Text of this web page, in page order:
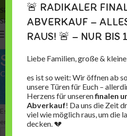
Skip to navigation
Skip to main content
MENU
Stiefel
Categories
Stiefel
Es wurden keine Produkte gefunden, die
entsprechen.
🚨 RADIKALER
ABVERKAUF –
RAUS! 🚨 – NUR BIS
Liebe Familien, große &
es ist so weit: Wir öffnen ab
unsere Türen für Euch –
Herzens für unserenfinalen
Abverkauf! Da uns die Zeit
viel wie möglich raus, um die
decken. 💔